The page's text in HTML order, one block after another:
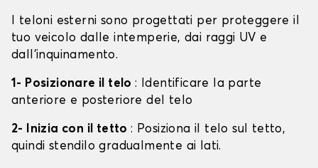
I teloni esterni sono progettati per proteggere il
tuo veicolo dalle intemperie, dai raggi UV e
dall'inquinamento.
1- Posizionare il telo: Identificare la parte
anteriore e posteriore del telo
2- Inizia con il tetto: Posiziona il telo sul tetto,
quindi stendilo gradualmente ai lati.